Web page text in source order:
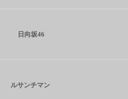
日向坂46
ルサンチマン